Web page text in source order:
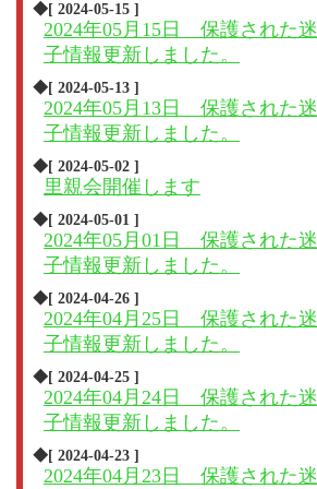
◆[ 2024-05-15 ]
2024年05月15日 保護された迷
子情報更新しました。
◆[ 2024-05-13 ]
2024年05月13日 保護された迷
子情報更新しました。
◆[ 2024-05-02 ]
里親会開催します
◆[ 2024-05-01 ]
2024年05月01日 保護された迷
子情報更新しました。
◆[ 2024-04-26 ]
2024年04月25日 保護された迷
子情報更新しました。
◆[ 2024-04-25 ]
2024年04月24日 保護された迷
子情報更新しました。
◆[ 2024-04-23 ]
2024年04月23日 保護された迷